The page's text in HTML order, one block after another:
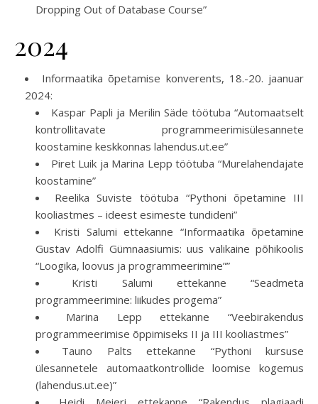
Dropping Out of Database Course”
2024
Informaatika õpetamise konverents, 18.-20. jaanuar
2024:
Kaspar Papli ja Merilin Säde töötuba “Automaatselt
kontrollitavate programmeerimisülesannete
koostamine keskkonnas lahendus.ut.ee”
Piret Luik ja Marina Lepp töötuba “Murelahendajate
koostamine”
Reelika Suviste töötuba “Pythoni õpetamine III
kooliastmes – ideest esimeste tundideni”
Kristi Salumi ettekanne “Informaatika õpetamine
Gustav Adolfi Gümnaasiumis: uus valikaine põhikoolis
“Loogika, loovus ja programmeerimine””
Kristi Salumi ettekanne “Seadmeta
programmeerimine: liikudes progema”
Marina Lepp ettekanne “Veebirakendus
programmeerimise õppimiseks II ja III kooliastmes”
Tauno Palts ettekanne “Pythoni kursuse
ülesannetele automaatkontrollide loomise kogemus
(lahendus.ut.ee)”